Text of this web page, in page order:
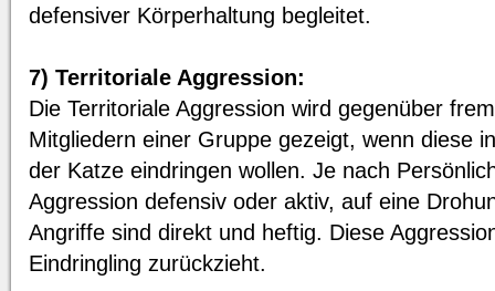
defensiver Körperhaltung begleitet.
7) Territoriale Aggression:
Die Territoriale Aggression wird gegenüber
Mitgliedern einer Gruppe gezeigt, wenn diese
der Katze eindringen wollen. Je nach
Aggression defensiv oder aktiv, auf eine
Angriffe sind direkt und heftig. Diese
Eindringling zurückzieht.